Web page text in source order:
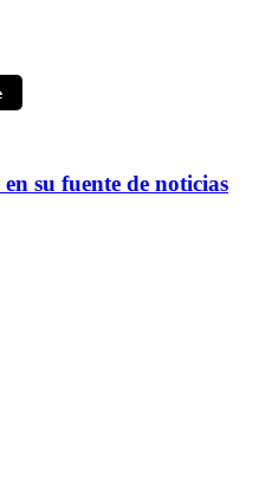
en su fuente de noticias